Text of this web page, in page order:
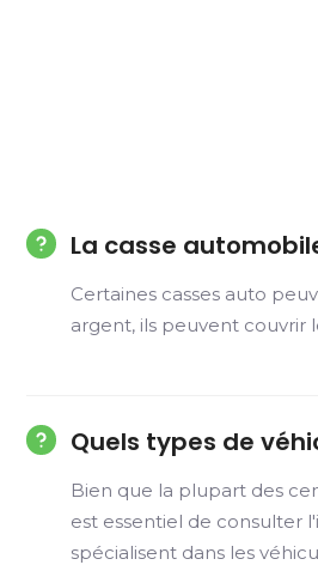
La casse
Certaines casses auto
argent, ils peuvent couvrir
Quels types de
Bien que la plupart des
est essentiel de consulter
spécialisent dans les